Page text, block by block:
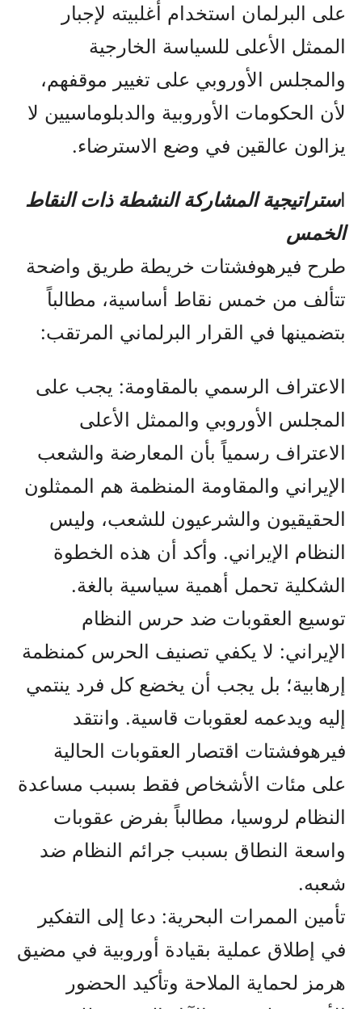
على البرلمان استخدام أغلبيته لإجبار
الممثل الأعلى للسياسة الخارجية
والمجلس الأوروبي على تغيير موقفهم،
لأن الحكومات الأوروبية والدبلوماسيين لا
يزالون عالقين في وضع الاسترضاء.
استراتيجية المشاركة النشطة ذات النقاط
الخمس
طرح فيرهوفشتات خريطة طريق واضحة
تتألف من خمس نقاط أساسية، مطالباً
بتضمينها في القرار البرلماني المرتقب:
الاعتراف الرسمي بالمقاومة: يجب على
المجلس الأوروبي والممثل الأعلى
الاعتراف رسمياً بأن المعارضة والشعب
الإيراني والمقاومة المنظمة هم الممثلون
الحقيقيون والشرعيون للشعب، وليس
النظام الإيراني. وأكد أن هذه الخطوة
الشكلية تحمل أهمية سياسية بالغة.
توسيع العقوبات ضد حرس النظام
الإيراني: لا يكفي تصنيف الحرس كمنظمة
إرهابية؛ بل يجب أن يخضع كل فرد ينتمي
إليه ويدعمه لعقوبات قاسية. وانتقد
فيرهوفشتات اقتصار العقوبات الحالية
على مئات الأشخاص فقط بسبب مساعدة
النظام لروسيا، مطالباً بفرض عقوبات
واسعة النطاق بسبب جرائم النظام ضد
شعبه.
تأمين الممرات البحرية: دعا إلى التفكير
في إطلاق عملية بقيادة أوروبية في مضيق
هرمز لحماية الملاحة وتأكيد الحضور